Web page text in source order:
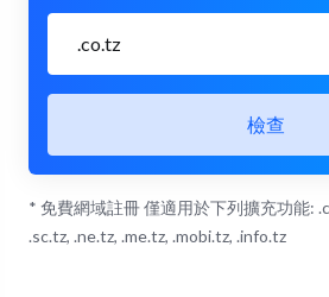
.co.tz
檢查
* 免費網域註冊 僅適用於下列擴充功能:
.sc.tz, .ne.tz, .me.tz, .mobi.tz, .info.tz